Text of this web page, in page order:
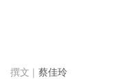
蔡佳玲